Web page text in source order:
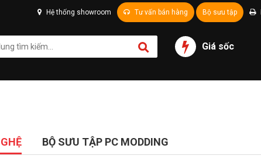
Hệ thống showroom Tư vấn bán hàng Bộ sưu tập
Giá sốc
BỘ SƯU TẬP PC MODDING